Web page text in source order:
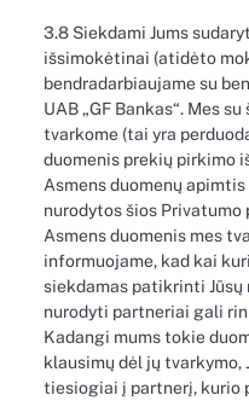
3.8 Siekdami Jums
išsimokėtinai (atidėto
bendradarbiaujame su
UAB „GF Bankas“. Mes
tvarkome (tai yra
duomenis prekių pirkimo
Asmens duomenų
nurodytos šios Privatumo
Asmens duomenis mes
informuojame, kad kai
siekdamas patikrinti
nurodyti partneriai gali
Kadangi mums tokie
klausimų dėl jų
tiesiogiai į partnerį, kurio